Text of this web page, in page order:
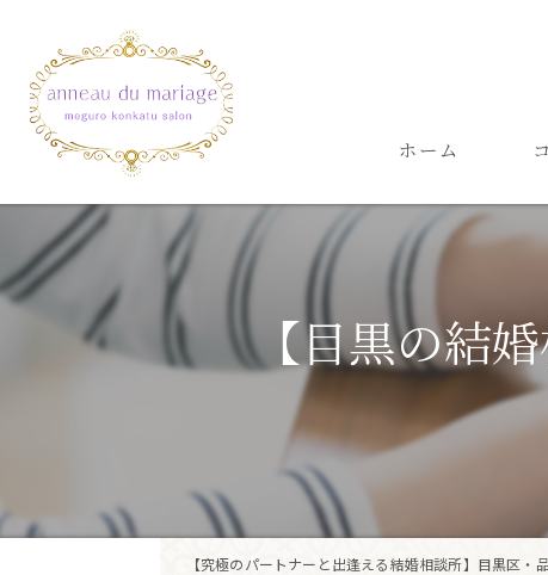
ホーム
ご
【目黒の結
【究極のパートナーと出逢える結婚相談所】目黒区